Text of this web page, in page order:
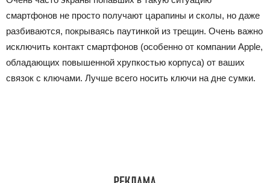
смартфонов не просто получают царапины и сколы, но даже
разбиваются, покрываясь паутинкой из трещин. Очень важно
исключить контакт смартфонов (особенно от компании Apple,
обладающих повышенной хрупкостью корпуса) от ваших
связок с ключами. Лучше всего носить ключи на дне сумки.